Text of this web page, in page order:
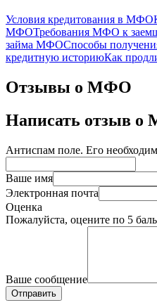
Условия кредитования в МФО
МФОТребования МФО к
займа МФОСпособы
кредитную историюКак
Отзывы о МФО
Написать отзыв
Антиспам поле. Его
Ваше имя
Электронная почта
Оценка
Пожалуйста, оцените по 5
Ваше сообщение